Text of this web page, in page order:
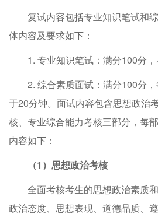
复试内容包括专业知识笔试和
体内容及要求如下：
1. 专业知识笔试：满分100分，
2. 综合素质面试：满分100分
于20分钟。面试内容包含思想政治
核、专业综合能力考核三部分，每
内容如下：
（1 ） 思想政治考核
全面考核考生的思想政治素质
政治态度、思想表现、道德品质、